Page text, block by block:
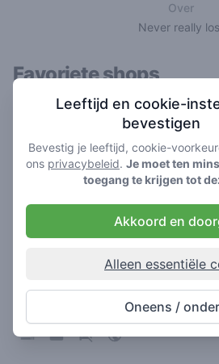
Over
Never really
Favoriete shops
3.9/ 5
Coffeeshop in Amersfoort
Leeftijd en cookie-
bevestigen
Bevestig je leeftijd, cookie-
ons privacybeleid. Je moet ten
toegang te krijgen tot
Akkoord en
Alleen essentiële
Oneens /